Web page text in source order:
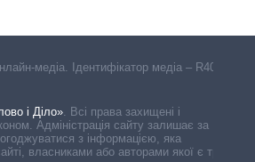
медіа. Ідентифікатор медіа – R40-
і Діло» Всі права захищені і
Адміністрація сайту залишає за
з інформацією, яка
власниками або авторами якої є треті